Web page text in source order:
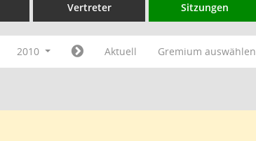
Vertreter Sitzungen
2010 Aktuell Gremium auswählen